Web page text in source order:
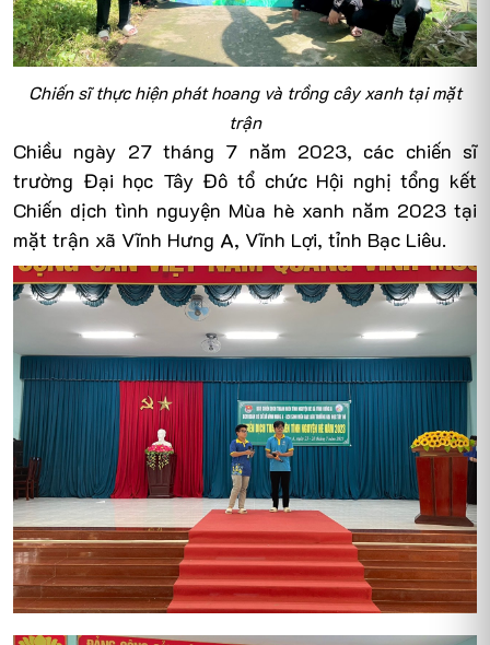
Chiến sĩ thực hiện phát hoang và trồng cây xanh tại mặt
trận
Chiều ngày 27 tháng 7 năm 2023, các chiến sĩ
trường Đại học Tây Đô tổ chức Hội nghị tổng kết
Chiến dịch tình nguyện Mùa hè xanh năm 2023 tại
mặt trận xã Vĩnh Hưng A, Vĩnh Lợi, tỉnh Bạc Liêu.